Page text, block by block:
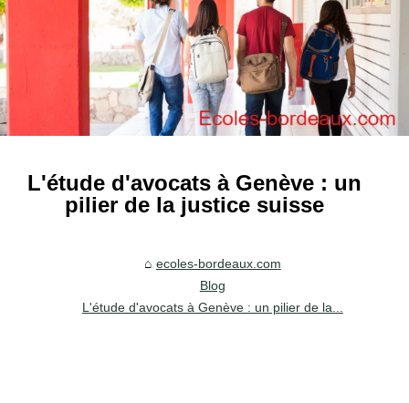
L'étude d'avocats à Genève : un
pilier de la justice suisse
ecoles-bordeaux.com
Blog
L'étude d'avocats à Genève : un pilier de la...